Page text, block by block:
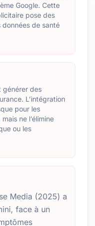
Google. Cette
pose des
de santé
générer des
L’intégration
pour les
ne l’élimine
ou les
Media (2025) a
face à un